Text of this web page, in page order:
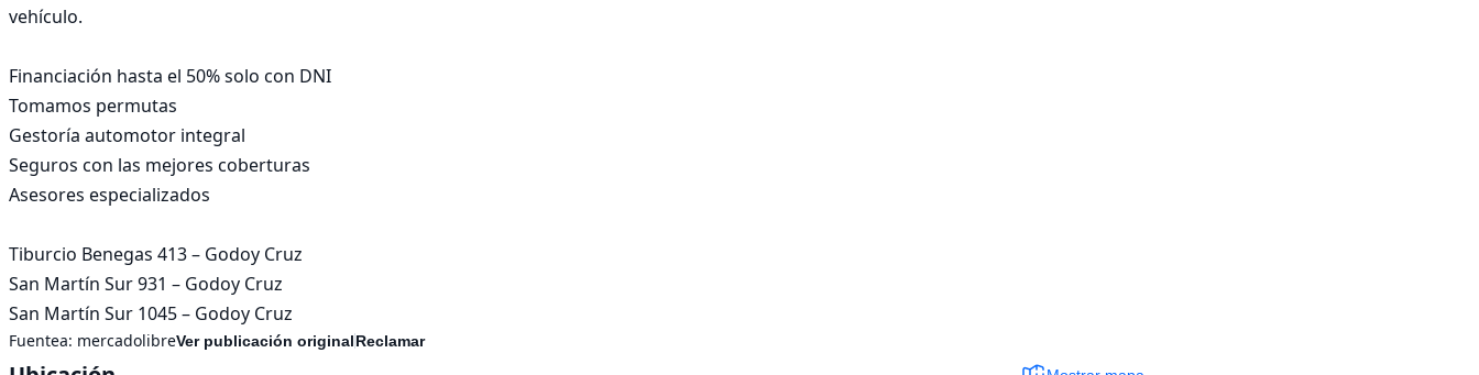
vehículo.
Financiación hasta el 50% solo con DNI
Tomamos permutas
Gestoría automotor integral
Seguros con las mejores coberturas
Asesores especializados
Tiburcio Benegas 413 – Godoy Cruz
San Martín Sur 931 – Godoy Cruz
San Martín Sur 1045 – Godoy Cruz
Fuentea: mercadolibreVer publicación originalReclamar